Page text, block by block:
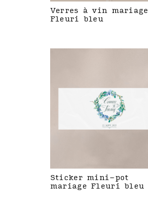
Verres à vin mariage
Fleuri bleu
Sticker mini-pot
mariage Fleuri bleu